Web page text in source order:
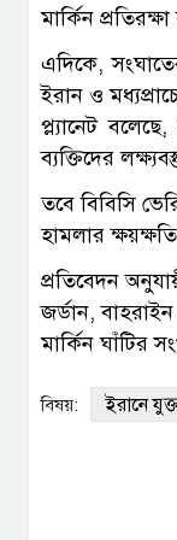
মার্কিন
এদিকে,
ইরান ও
প্ল্যানেট
ব্যক্তিদের
তবে বিবিসি
হামলার
প্রতিবেদন
জর্ডান,
মার্কিন ঘাঁটির
বিষয়: ইরানে